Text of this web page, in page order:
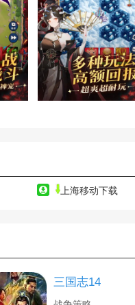
上海移动下载
三国志14